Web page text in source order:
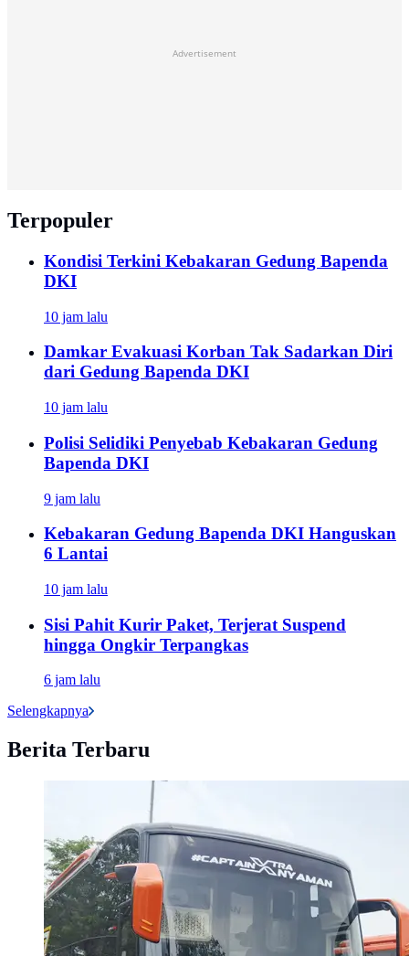
Advertisement
Terpopuler
Kondisi Terkini Kebakaran Gedung Bapenda
DKI
10 jam lalu
Damkar Evakuasi Korban Tak Sadarkan Diri
dari Gedung Bapenda DKI
10 jam lalu
Polisi Selidiki Penyebab Kebakaran Gedung
Bapenda DKI
9 jam lalu
Kebakaran Gedung Bapenda DKI Hanguskan
6 Lantai
10 jam lalu
Sisi Pahit Kurir Paket, Terjerat Suspend
hingga Ongkir Terpangkas
6 jam lalu
Selengkapnya
Berita Terbaru